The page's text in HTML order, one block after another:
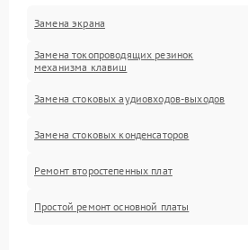
Замена экрана
Замена токопроводящих резинок
механизма клавиш
Замена стоковых аудиовходов-выходов
Замена стоковых конденсаторов
Ремонт второстепенных плат
Простой ремонт основной платы